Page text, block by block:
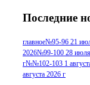
июля 2017 г
г(13) №96
июля 2014 г
2016 г(13)
Последние
главное№95-96 21
2026№99-100 28
г№№102-103 1
августа 2026 г